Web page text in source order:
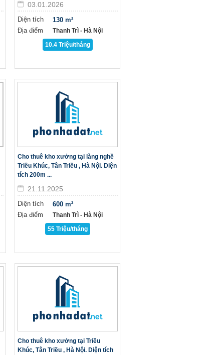
03.01.2026
Diện tích
Địa điểm
130 m²
Thanh Trì - Hà Nội
10.4 Triệu/tháng
Cho thuê kho xưởng tại làng nghề
Triều Khúc, Tân Triều , Hà Nội. Diện
tích 200m ...
21.11.2025
Diện tích
Địa điểm
600 m²
Thanh Trì - Hà Nội
55 Triệu/tháng
Cho thuê kho xưởng tại Triều
Khúc, Tân Triều , Hà Nội. Diện tích